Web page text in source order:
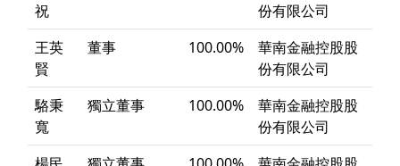
祝
份有限公司
王英
賢
董事 100.00%
華南金融控股股
份有限公司
駱秉
寬
獨立董事 100.00%
華南金融控股股
份有限公司